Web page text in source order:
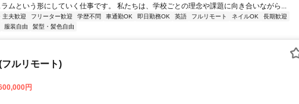
ムという形にしていく仕事です。 私たちは、学校ごとの理念や課題に向き合いながら...
主夫歓迎 フリーター歓迎 学歴不問 車通勤OK 即日勤務OK 英語 フルリモート ネイルOK
長期歓迎
服装自由 髪型・髪色自由
ルリモート)
円